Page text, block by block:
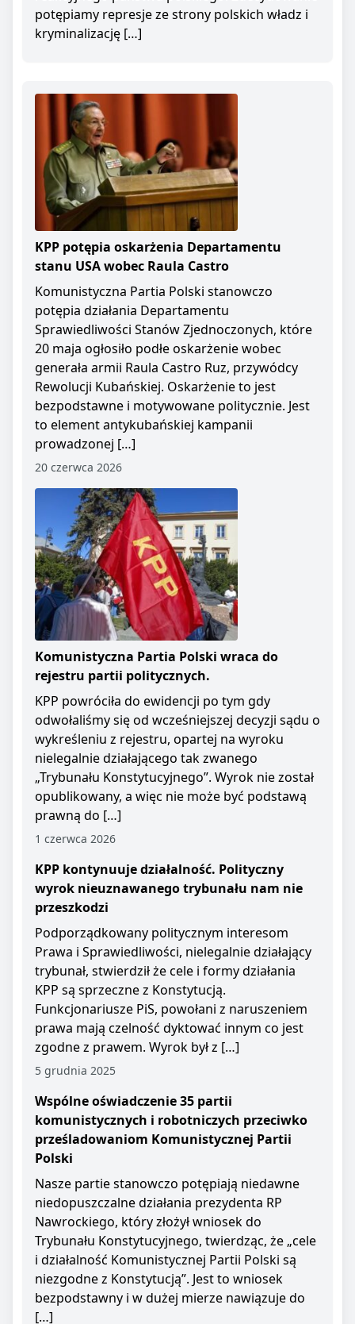
potępiamy represje ze strony polskich władz i
kryminalizację […]
KPP potępia oskarżenia Departamentu
stanu USA wobec Raula Castro
Komunistyczna Partia Polski stanowczo
potępia działania Departamentu
Sprawiedliwości Stanów Zjednoczonych, które
20 maja ogłosiło podłe oskarżenie wobec
generała armii Raula Castro Ruz, przywódcy
Rewolucji Kubańskiej. Oskarżenie to jest
bezpodstawne i motywowane politycznie. Jest
to element antykubańskiej kampanii
prowadzonej […]
20 czerwca 2026
Komunistyczna Partia Polski wraca do
rejestru partii politycznych.
KPP powróciła do ewidencji po tym gdy
odwołaliśmy się od wcześniejszej decyzji sądu o
wykreśleniu z rejestru, opartej na wyroku
nielegalnie działającego tak zwanego
„Trybunału Konstytucyjnego”. Wyrok nie został
opublikowany, a więc nie może być podstawą
prawną do […]
1 czerwca 2026
KPP kontynuuje działalność. Polityczny
wyrok nieuznawanego trybunału nam nie
przeszkodzi
Podporządkowany politycznym interesom
Prawa i Sprawiedliwości, nielegalnie działający
trybunał, stwierdził że cele i formy działania
KPP są sprzeczne z Konstytucją.
Funkcjonariusze PiS, powołani z naruszeniem
prawa mają czelność dyktować innym co jest
zgodne z prawem. Wyrok był z […]
5 grudnia 2025
Wspólne oświadczenie 35 partii
komunistycznych i robotniczych przeciwko
prześladowaniom Komunistycznej Partii
Polski
Nasze partie stanowczo potępiają niedawne
niedopuszczalne działania prezydenta RP
Nawrockiego, który złożył wniosek do
Trybunału Konstytucyjnego, twierdząc, że „cele
i działalność Komunistycznej Partii Polski są
niezgodne z Konstytucją”. Jest to wniosek
bezpodstawny i w dużej mierze nawiązuje do
[…]